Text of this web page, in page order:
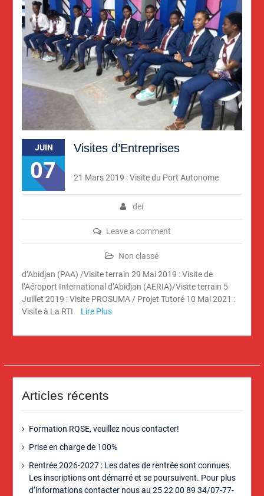
JUIN
07
Visites d’Entreprises
dei
Leave a comment
Non classé
21 Mars 2019 : Visite du Port Autonome
d’Abidjan (PAA) /Visite terrain 29 Mai 2019 : Visite de
l’Aéroport International d’Abidjan (AERIA)/Visite terrain 5
Juillet 2019 : Visite PROSUMA / Projet Tutoré 10 Mai 2021 :
Visite à La RTI
Lire Plus
Articles récents
Formation RQSE, veuillez nous contacter!
Prise en charge de 100%
Rentrée 2026-2027 : Les dates de rentrée sont connues.
Les inscriptions ont démarré et se poursuivent. Pour plus
d’informations contacter nous au 25 22 00 89 34/07-77-